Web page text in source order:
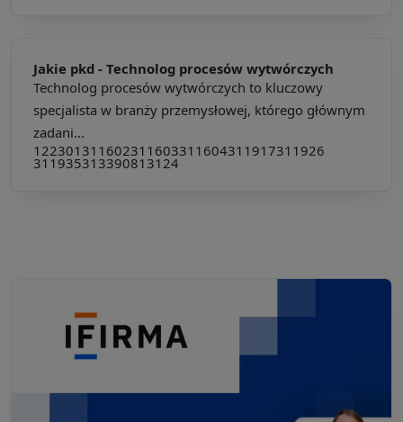
Jakie pkd - Technolog procesów wytwórczych
Technolog procesów wytwórczych to kluczowy
specjalista w branży przemysłowej, którego głównym
zadani...
122301311602311603311604311917311926
311935313390813124